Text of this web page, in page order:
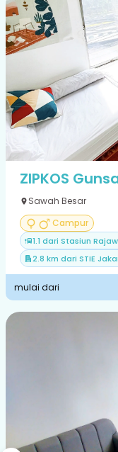
ZIPKOS
Sawah Besar
Campur
1.1 dari Stasiun
2.8 km dari STIE
mulai dari